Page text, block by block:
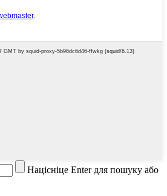
Націсніце Enter для пошуку або